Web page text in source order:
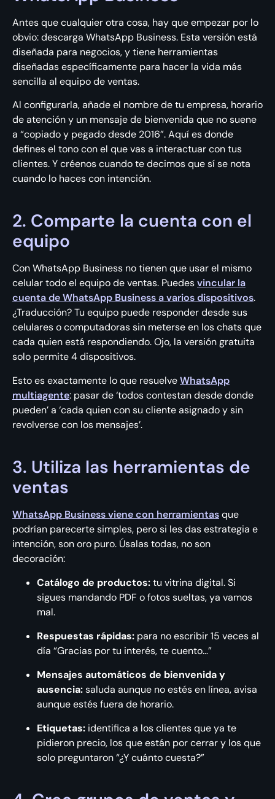
Antes que cualquier otra cosa, hay que empezar por lo
obvio: descarga WhatsApp Business. Esta versión está
diseñada para negocios, y tiene herramientas
diseñadas específicamente para hacer la vida más
sencilla al equipo de ventas.
Al configurarla, añade el nombre de tu empresa, horario
de atención y un mensaje de bienvenida que no suene
a “copiado y pegado desde 2016”. Aquí es donde
defines el tono con el que vas a interactuar con tus
clientes. Y créenos cuando te decimos que sí se nota
cuando lo haces con intención.
2. Comparte la cuenta con el
equipo
Con WhatsApp Business no tienen que usar el mismo
celular todo el equipo de ventas. Puedesvincular la
cuenta de WhatsApp Business a varios dispositivos.
¿Traducción? Tu equipo puede responder desde sus
celulares o computadoras sin meterse en los chats que
cada quien está respondiendo. Ojo, la versión gratuita
solo permite 4 dispositivos.
Esto es exactamente lo que resuelveWhatsApp
multiagente: pasar de ‘todos contestan desde donde
pueden’ a ‘cada quien con su cliente asignado y sin
revolverse con los mensajes’.
3. Utiliza las herramientas de
ventas
WhatsApp Business viene con herramientasque
podrían parecerte simples, pero si les das estrategia e
intención, son oro puro. Úsalas todas, no son
decoración:
Catálogo de productos:tu vitrina digital. Si
sigues mandando PDF o fotos sueltas, ya vamos
mal.
Respuestas rápidas: para no escribir 15 veces al
día “Gracias por tu interés, te cuento…”
Mensajes automáticos de bienvenida y
ausencia:saluda aunque no estés en línea, avisa
aunque estés fuera de horario.
Etiquetas: identifica a los clientes que ya te
pidieron precio, los que están por cerrar y los que
solo preguntaron “¿Y cuánto cuesta?”